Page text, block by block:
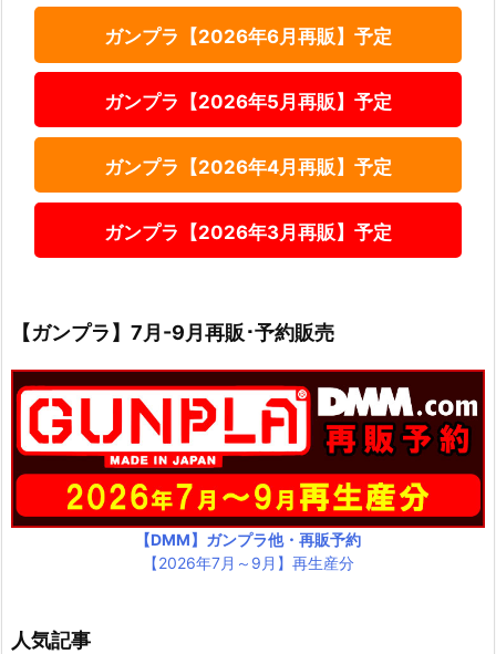
ガンプラ【2026年6月再販】予定
ガンプラ【2026年5月再販】予定
ガンプラ【2026年4月再販】予定
ガンプラ【2026年3月再販】予定
【ガンプラ】7月-9月再販･予約販売
【DMM】ガンプラ他・再販予約
【2026年7月～9月】再生産分
人気記事